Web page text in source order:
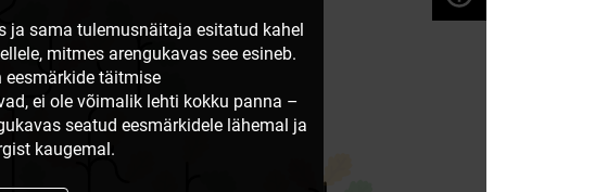
ja sama tulemusnäitaja esitatud kahel
mitmes arengukavas see esineb.
eesmärkide täitmise
ei ole võimalik lehti kokku panna –
seatud eesmärkidele lähemal ja
kaugemal.